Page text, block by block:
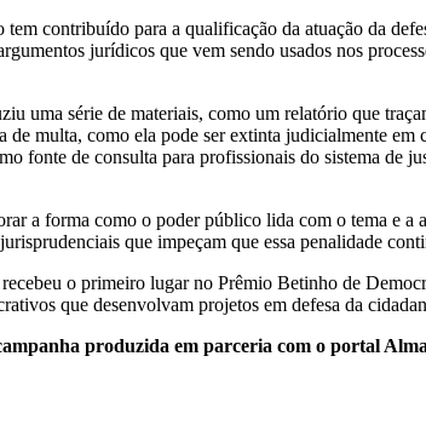
tem contribuído para a qualificação da atuação da
jurídicos que vem sendo usados nos
uma série de materiais, como um relatório que
de multa, como ela pode ser extinta judicialmente
fonte de consulta para profissionais do sistema de
a forma como o poder público lida com o tema e
que impeçam que essa penalidade
o primeiro lugar no Prêmio Betinho de
que desenvolvam projetos em defesa da
produzida em parceria com o portal